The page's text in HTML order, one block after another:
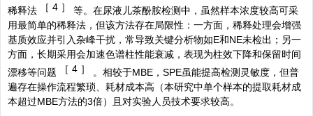
稀释法
［ 4 ］ 等。在尿液儿茶酚胺检测中，虽然样本浓度较高可采
用最简单的稀释法，但该方法存在局限性：一方面，稀释处理会增强
基质效应并引入杂峰干扰，常导致关键分析物如E和NE未检出；另一
方面，长期采用会加速色谱柱性能衰减，表现为柱效下降和保留时间
漂移等问题
［ 4 ］
。相较于MBE，SPE虽能提高检测灵敏度，但普
遍存在操作流程繁琐、耗材成本高（本研究中单个样本的提取耗材成
本超过MBE方法的3倍）且对实验人员技术要求较高。